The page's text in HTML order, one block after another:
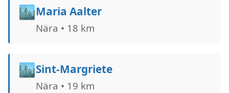
🏙️Maria Aalter
Nära • 18 km
🏙️Sint-Margriete
Nära • 19 km